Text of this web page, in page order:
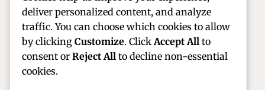
deliver personalized content, and analyze
traffic. You can choose which cookies to allow
by clicking Customize. Click Accept All to
consent or Reject All to decline non-essential
cookies.